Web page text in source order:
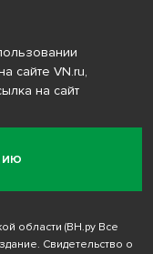
сайте VN.ru,
на сайт
области (ВН.ру Все
Свидетельство о